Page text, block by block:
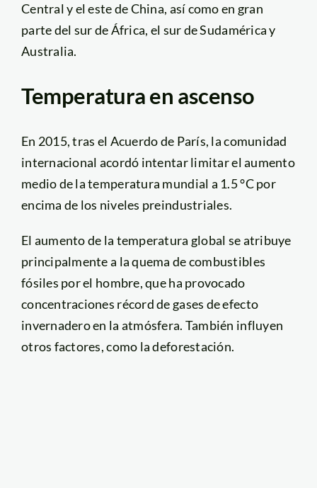
Central y el este de China, así como en gran
parte del sur de África, el sur de Sudamérica y
Australia.
Temperatura en ascenso
En 2015, tras el Acuerdo de París, la comunidad
internacional acordó intentar limitar el aumento
medio de la temperatura mundial a 1.5 °C por
encima de los niveles preindustriales.
El aumento de la temperatura global se atribuye
principalmente a la quema de combustibles
fósiles por el hombre, que ha provocado
concentraciones récord de gases de efecto
invernadero en la atmósfera. También influyen
otros factores, como la deforestación.